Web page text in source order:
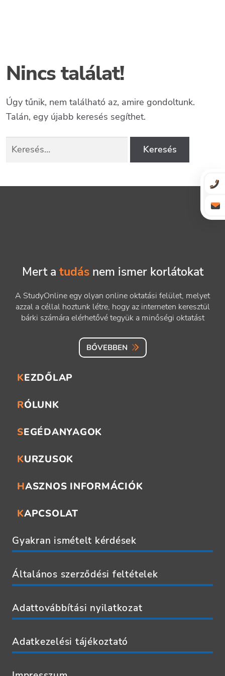
Nincs találat!
Úgy tűnik, nem található az, amire gondoltunk.
Talán, egy újabb keresés segíthet.
Keresés:
Mert a tudásnem ismer korlátokat
A StudyOnline egy olyan online oktatási felület, melyet
azzal a céllal hoztunk létre, hogy az interneten keresztül
bárki számára elérhetővé tegyük a minőségi oktatást
BŐVEBBEN
KEZDŐLAP
RÓLUNK
SEGÉDANYAGOK
KURZUSOK
HASZNOS INFORMÁCIÓK
KAPCSOLAT
Gyakran ismételt kérdések
Általános szerződési feltételek
Adattovábbítási nyilatkozat
Adatkezelési tájékoztató